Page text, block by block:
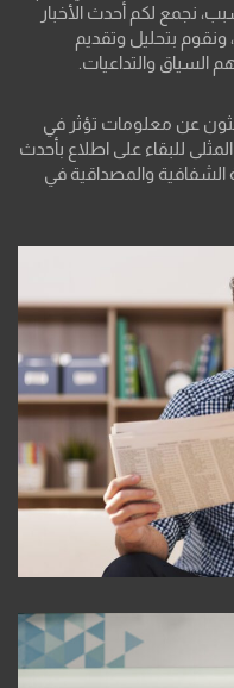
نجمع لكم أحدث الأخبار
بتحليل وتقديم
والتداعيات.
عن معلومات تؤثر في
للبقاء على اطلاع بأحدث
والمصداقية في